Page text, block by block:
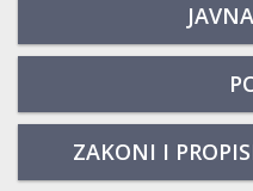
ZAKONI I